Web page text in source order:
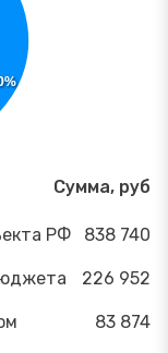
Сумма, руб
РФ 838 740
226 952
83 874